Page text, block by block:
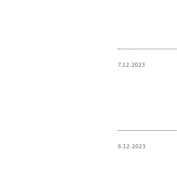
7.12.2023
6.12.2023